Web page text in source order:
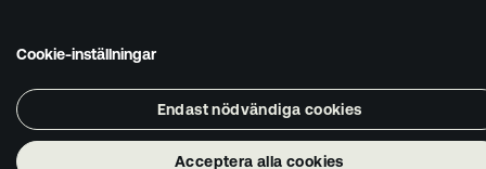
Cookie-inställningar
Endast nödvändiga cookies
Acceptera alla cookies